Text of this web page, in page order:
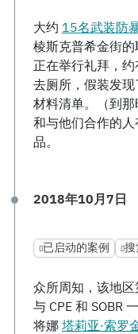
大约 15名武装防
棱斯克普希金街
正在举行礼拜，
去厕所，假装发
材料清单。（到那
和与他们合作的
品。
2018年10月7日
已启动的案例 搜
众所周知，该地
与 CPE 和 SOBR
将娜 塔莉亚·索罗